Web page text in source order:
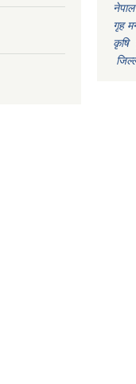
गृह
कृषि